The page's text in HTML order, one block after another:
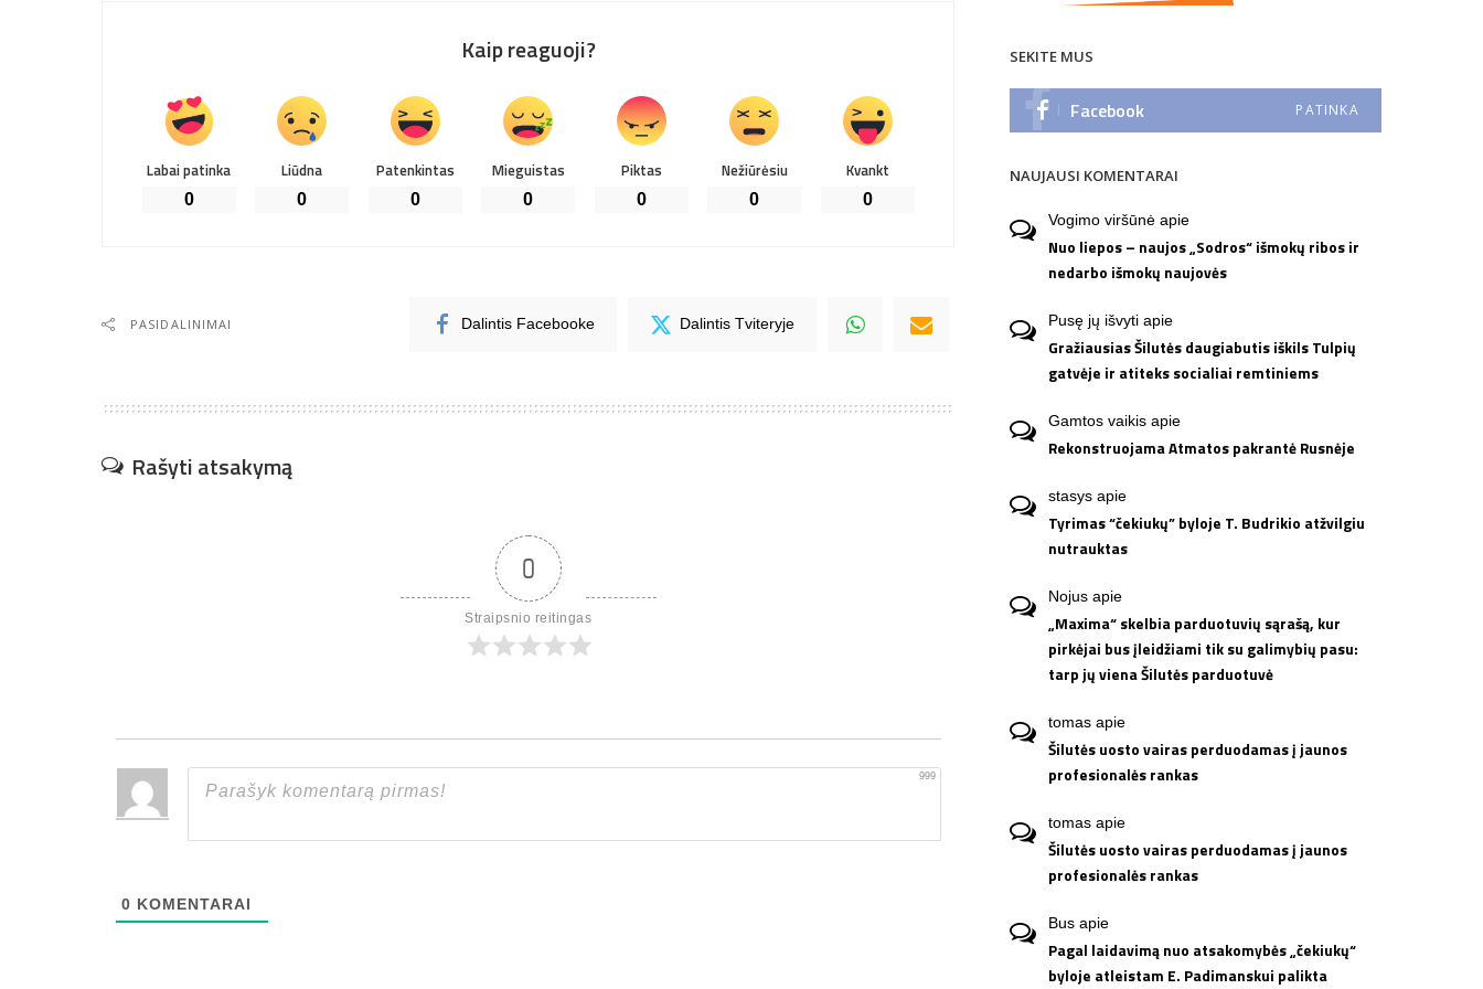
Kaip reaguoji?
Labai patinka
0
Liūdna
0
Patenkintas
0
Mieguistas
0
Piktas
0
Nežiūrėsiu
0
Kvankt
0
PASIDALINIMAI Dalintis Facebooke Dalintis Tviteryje
Rašyti atsakymą
0
Straipsnio reitingas
999
0 KOMENTARAI
SEKITE MUS
Facebook PATINKA
NAUJAUSI KOMENTARAI
Vogimo viršūnė apie
Nuo liepos – naujos „Sodros“ išmokų ribos ir
nedarbo išmokų naujovės
Pusę jų išvyti apie
Gražiausias Šilutės daugiabutis iškils Tulpių
gatvėje ir atiteks socialiai remtiniems
Gamtos vaikis apie
Rekonstruojama Atmatos pakrantė Rusnėje
stasys apie
Tyrimas “čekiukų” byloje T. Budrikio atžvilgiu
nutrauktas
Nojus apie
„Maxima“ skelbia parduotuvių sąrašą, kur
pirkėjai bus įleidžiami tik su galimybių pasu:
tarp jų viena Šilutės parduotuvė
tomas apie
Šilutės uosto vairas perduodamas į jaunos
profesionalės rankas
tomas apie
Šilutės uosto vairas perduodamas į jaunos
profesionalės rankas
Bus apie
Pagal laidavimą nuo atsakomybės „čekiukų“
byloje atleistam E. Padimanskui palikta